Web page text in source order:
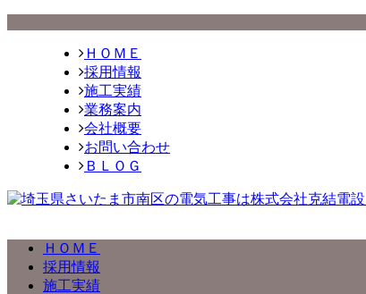
ＨＯＭＥ
採用情報
施工実績
業務案内
会社概要
お問い合わせ
ＢＬＯＧ
ＨＯＭＥ
採用情報
施工実績